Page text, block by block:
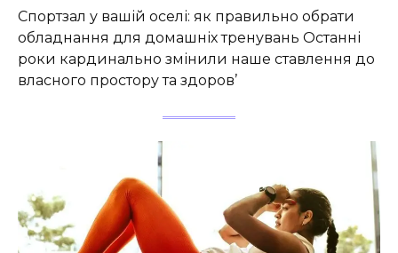
Спортзал у вашій оселі: як правильно обрати
обладнання для домашніх тренувань Останні
роки кардинально змінили наше ставлення до
власного простору та здоров’